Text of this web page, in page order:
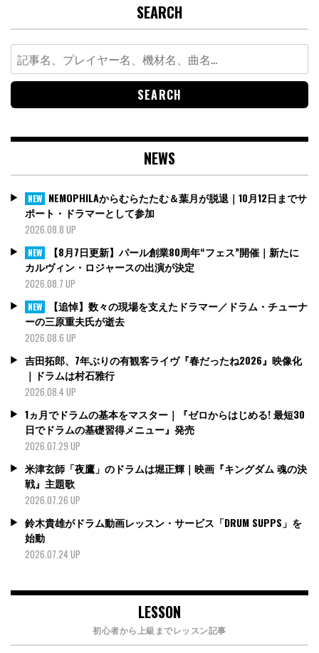
SEARCH
Search
for:
NEWS
NEW NEMOPHILAからむらたたむ＆葉月が脱退｜10月12日までサ
ポート・ドラマーとして参加
2026.08.8 UP
NEW
【8月7日更新】パール創業80周年“フェス”開催｜新たに
カルヴィン・ロジャースの出演が決定
2026.08.7 UP
NEW
【追悼】数々の現場を支えたドラマー／ドラム・チューナ
ーの三原重夫氏が逝去
2026.08.6 UP
吉田拓郎、7年ぶりの有観客ライヴ『春だったね2026』映像化
｜ドラムは村石雅行
2026.08.4 UP
1ヵ月でドラムの基本をマスター｜『ゼロからはじめる! 最短30
日でドラムの基礎習得メニュー』発売
2026.07.29 UP
米津玄師「夜鷹」のドラムは堀正輝｜映画『キングダム 魂の決
戦』主題歌
2026.07.26 UP
鈴木貴雄がドラム動画レッスン・サービス「DRUM SUPPS」を
始動
2026.07.24 UP
LESSON
初心者から上級までレッスン記事